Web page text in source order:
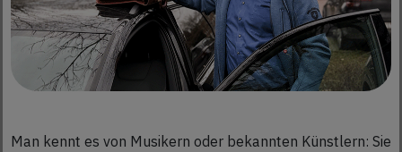
Man kennt es von Musikern oder bekannten Künstlern: Sie